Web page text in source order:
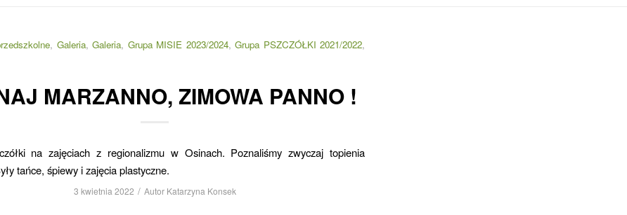
, Galeria,Galeria, Grupa MISIE 2023/2024,Grupa PSZCZÓŁKI 2021/2022,
MARZANNO, ZIMOWA PANNO !
na zajęciach z regionalizmu w Osinach. Poznaliśmy zwyczaj topienia
tańce, śpiewy i zajęcia plastyczne.
3 kwietnia 2022 / Autor Katarzyna Konsek